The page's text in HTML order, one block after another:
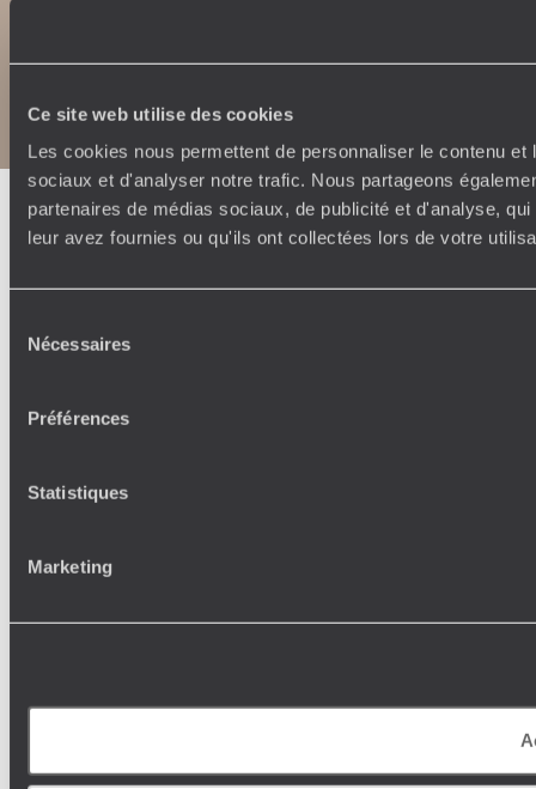
Ce site web utilise des cookies
Les cookies nous permettent de personnaliser le contenu
sociaux et d'analyser notre trafic. Nous partageons
partenaires de médias sociaux, de publicité et d'analyse,
leur avez fournies ou qu'ils ont collectées lors de votre
Nécessaires
Préférences
Statistiques
Marketing
CopyrightsPlan du site
Notice légale et CGU